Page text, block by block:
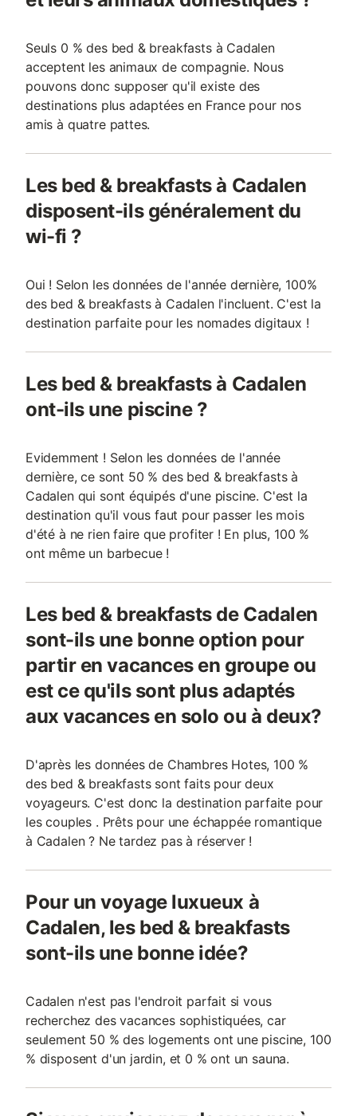
Seuls 0 % des bed & breakfasts à Cadalen
acceptent les animaux de compagnie. Nous
pouvons donc supposer qu'il existe des
destinations plus adaptées en France pour nos
amis à quatre pattes.
Les bed & breakfasts à Cadalen
disposent-ils généralement du
wi-fi ?
Oui ! Selon les données de l'année dernière, 100%
des bed & breakfasts à Cadalen l'incluent. C'est la
destination parfaite pour les nomades digitaux !
Les bed & breakfasts à Cadalen
ont-ils une piscine ?
Evidemment ! Selon les données de l'année
dernière, ce sont 50 % des bed & breakfasts à
Cadalen qui sont équipés d'une piscine. C'est la
destination qu'il vous faut pour passer les mois
d'été à ne rien faire que profiter ! En plus, 100 %
ont même un barbecue !
Les bed & breakfasts de Cadalen
sont-ils une bonne option pour
partir en vacances en groupe ou
est ce qu'ils sont plus adaptés
aux vacances en solo ou à deux?
D'après les données de Chambres Hotes, 100 %
des bed & breakfasts sont faits pour deux
voyageurs. C'est donc la destination parfaite pour
les couples . Prêts pour une échappée romantique
à Cadalen ? Ne tardez pas à réserver !
Pour un voyage luxueux à
Cadalen, les bed & breakfasts
sont-ils une bonne idée?
Cadalen n'est pas l'endroit parfait si vous
recherchez des vacances sophistiquées, car
seulement 50 % des logements ont une piscine, 100
% disposent d'un jardin, et 0 % ont un sauna.